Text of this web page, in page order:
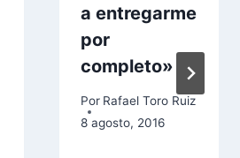
a entregarme
por
completo»
Por Rafael Toro Ruiz
8 agosto, 2016